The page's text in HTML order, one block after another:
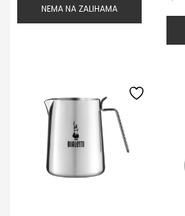
NEMA NA ZALIHAMA